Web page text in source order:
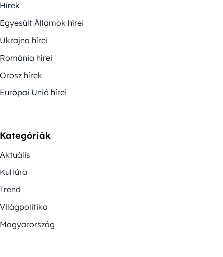
Hírek
Egyesült Államok hírei
Ukrajna hírei
Románia hírei
Orosz hírek
Európai Unió hírei
Kategóriák
Aktuális
Kultúra
Trend
Világpolitika
Magyarország